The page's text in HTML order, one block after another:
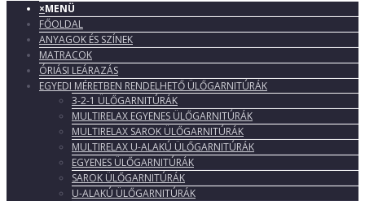
×MENÜ
FŐOLDAL
ANYAGOK ÉS SZÍNEK
MATRACOK
ÓRIÁSI LEÁRAZÁS
EGYEDI MÉRETBEN RENDELHETŐ ÜLŐGARNITÚRÁK
3-2-1 ÜLŐGARNITÚRÁK
MULTIRELAX EGYENES ÜLŐGARNITÚRÁK
MULTIRELAX SAROK ÜLŐGARNITÚRÁK
MULTIRELAX U-ALAKÚ ÜLŐGARNITÚRÁK
EGYENES ÜLŐGARNITÚRÁK
SAROK ÜLŐGARNITÚRÁK
U-ALAKÚ ÜLŐGARNITÚRÁK